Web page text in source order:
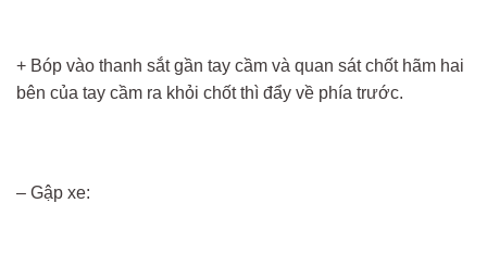
+ Bóp vào thanh sắt gần tay cầm và quan sát chốt hãm hai
bên của tay cầm ra khỏi chốt thì đẩy về phía trước.
– Gập xe: